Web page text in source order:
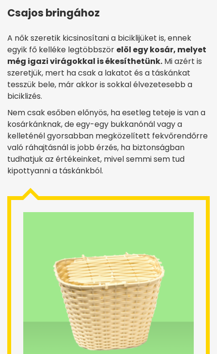
Csajos bringához
A nők szeretik kicsinosítani a biciklijüket is, ennek
egyik fő kelléke legtöbbször elöl egy kosár, melyet
még igazi virágokkal is ékesíthetünk. Mi azért is
szeretjük, mert ha csak a lakatot és a táskánkat
tesszük bele, már akkor is sokkal élvezetesebb a
biciklizés.
Nem csak esőben előnyös, ha esetleg teteje is van a
kosárkánknak, de egy-egy bukkanónál vagy a
kelleténél gyorsabban megközelített fekvőrendőrre
való ráhajtásnál is jobb érzés, ha biztonságban
tudhatjuk az értékeinket, mivel semmi sem tud
kipottyanni a táskánkból.